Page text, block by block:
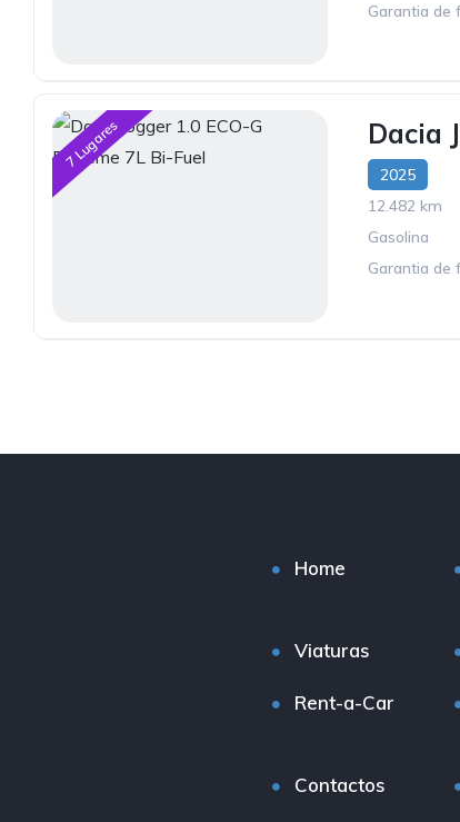
Garantia de
7 Lugares Dacia
2025
12.482 km
Gasolina
Garantia de
Home
Viaturas
Rent-a-Car
Contactos